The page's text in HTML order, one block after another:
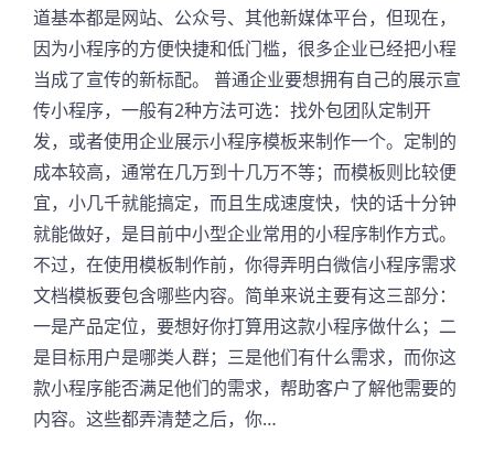
道基本都是网站、公众号、其他新媒体平台，但现在，
因为小程序的方便快捷和低门槛，很多企业已经把小程
当成了宣传的新标配。 普通企业要想拥有自己的展示宣
传小程序，一般有2种方法可选：找外包团队定制开
发，或者使用企业展示小程序模板来制作一个。定制的
成本较高，通常在几万到十几万不等；而模板则比较便
宜，小几千就能搞定，而且生成速度快，快的话十分钟
就能做好，是目前中小型企业常用的小程序制作方式。
不过，在使用模板制作前，你得弄明白微信小程序需求
文档模板要包含哪些内容。简单来说主要有这三部分：
一是产品定位，要想好你打算用这款小程序做什么；二
是目标用户是哪类人群；三是他们有什么需求，而你这
款小程序能否满足他们的需求，帮助客户了解他需要的
内容。这些都弄清楚之后，你…